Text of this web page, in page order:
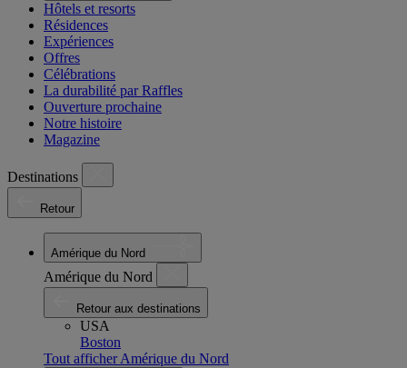
Hôtels et resorts
Résidences
Expériences
Offres
Célébrations
La durabilité par Raffles
Ouverture prochaine
Notre histoire
Magazine
Destinations
Retour
Amérique du Nord
Amérique du Nord
Retour aux destinations
USA
Boston
Tout afficher Amérique du Nord